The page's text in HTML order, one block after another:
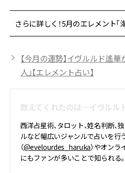
さらに詳しく！5月のエレメント「
【今月の運勢】イヴルルド遙
人」【エレメント占い】
教えてくれたのは…イヴルル
西洋占星術、タロット、姓名判断、
ルなど幅広いジャンルで占いを行
（@evelourdes_haruka）やオンラ
にもファンが多いことで知られる。